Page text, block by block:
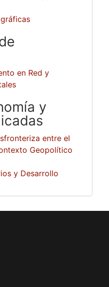
en Red y
y
entre el
Geopolítico
y Desarrollo